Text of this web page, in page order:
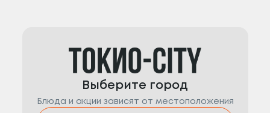
Выберите город
Блюда и акции зависят от местоположения